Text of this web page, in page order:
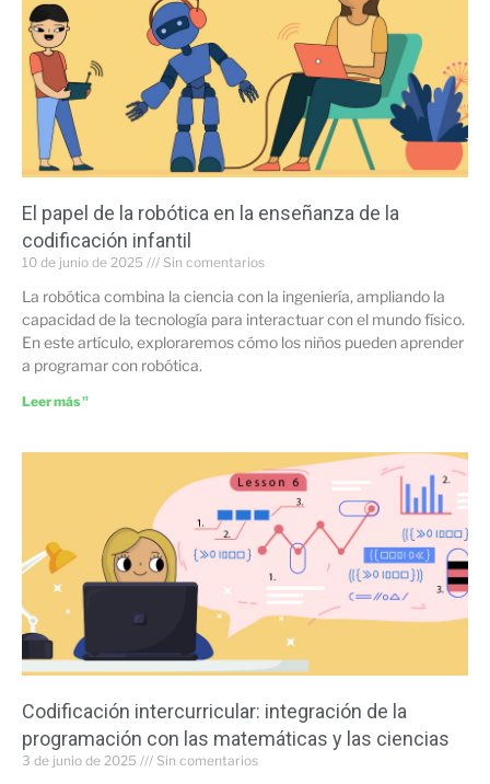
El papel de la robótica en la enseñanza de la
codificación infantil
10 de junio de 2025 Sin comentarios
La robótica combina la ciencia con la ingeniería, ampliando la
capacidad de la tecnología para interactuar con el mundo físico.
En este artículo, exploraremos cómo los niños pueden aprender
a programar con robótica.
Leer más "
Codificación intercurricular: integración de la
programación con las matemáticas y las ciencias
3 de junio de 2025 Sin comentarios